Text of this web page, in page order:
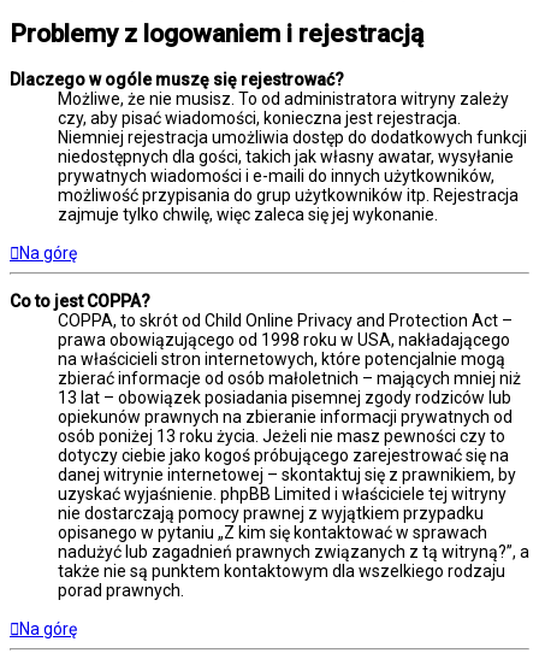
Problemy z logowaniem i rejestracją
Dlaczego w ogóle muszę się rejestrować?
Możliwe, że nie musisz. To od administratora witryny zależy
czy, aby pisać wiadomości, konieczna jest rejestracja.
Niemniej rejestracja umożliwia dostęp do dodatkowych funkcji
niedostępnych dla gości, takich jak własny awatar, wysyłanie
prywatnych wiadomości i e-maili do innych użytkowników,
możliwość przypisania do grup użytkowników itp. Rejestracja
zajmuje tylko chwilę, więc zaleca się jej wykonanie.
Na górę
Co to jest COPPA?
COPPA, to skrót od Child Online Privacy and Protection Act –
prawa obowiązującego od 1998 roku w USA, nakładającego
na właścicieli stron internetowych, które potencjalnie mogą
zbierać informacje od osób małoletnich – mających mniej niż
13 lat – obowiązek posiadania pisemnej zgody rodziców lub
opiekunów prawnych na zbieranie informacji prywatnych od
osób poniżej 13 roku życia. Jeżeli nie masz pewności czy to
dotyczy ciebie jako kogoś próbującego zarejestrować się na
danej witrynie internetowej – skontaktuj się z prawnikiem, by
uzyskać wyjaśnienie. phpBB Limited i właściciele tej witryny
nie dostarczają pomocy prawnej z wyjątkiem przypadku
opisanego w pytaniu „Z kim się kontaktować w sprawach
nadużyć lub zagadnień prawnych związanych z tą witryną?”, a
także nie są punktem kontaktowym dla wszelkiego rodzaju
porad prawnych.
Na górę